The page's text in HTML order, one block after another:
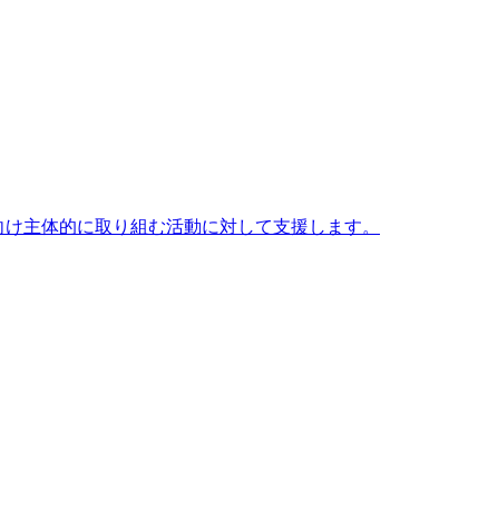
主体的に取り組む活動に対して支援します。